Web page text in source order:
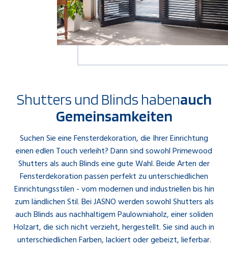
Shutters und Blinds habenauch
Gemeinsamkeiten
Suchen Sie eine Fensterdekoration, die Ihrer Einrichtung
einen edlen Touch verleiht? Dann sind sowohl Primewood
Shutters als auch Blinds eine gute Wahl. Beide Arten der
Fensterdekoration passen perfekt zu unterschiedlichen
Einrichtungsstilen - vom modernen und industriellen bis hin
zum ländlichen Stil. Bei JASNO werden sowohl Shutters als
auch Blinds aus nachhaltigem Paulowniaholz, einer soliden
Holzart, die sich nicht verzieht, hergestellt. Sie sind auch in
unterschiedlichen Farben, lackiert oder gebeizt, lieferbar.